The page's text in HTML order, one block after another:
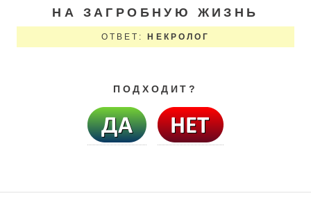
НА ЗАГРОБНУЮ ЖИЗНЬ
ОТВЕТ: НЕКРОЛОГ
ПОДХОДИТ?